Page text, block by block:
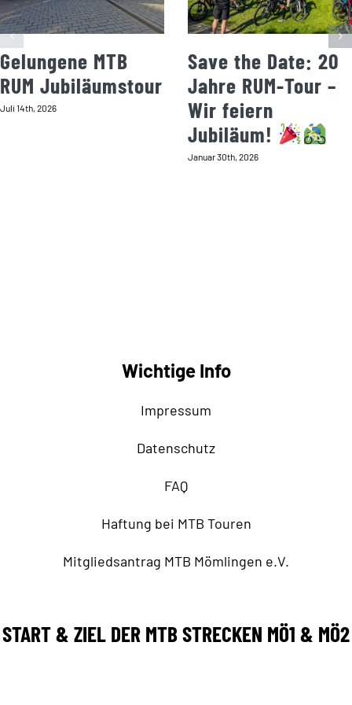
Gelungene MTB
RUM Jubiläumstour
Juli 14th, 2026
Save the Date: 20
Jahre RUM-Tour –
Wir feiern
Jubiläum!
Januar 30th, 2026
Wichtige Info
Impressum
Datenschutz
FAQ
Haftung bei MTB Touren
Mitgliedsantrag MTB Mömlingen e.V.
START & ZIEL DER MTB STRECKEN MÖ1 & MÖ2